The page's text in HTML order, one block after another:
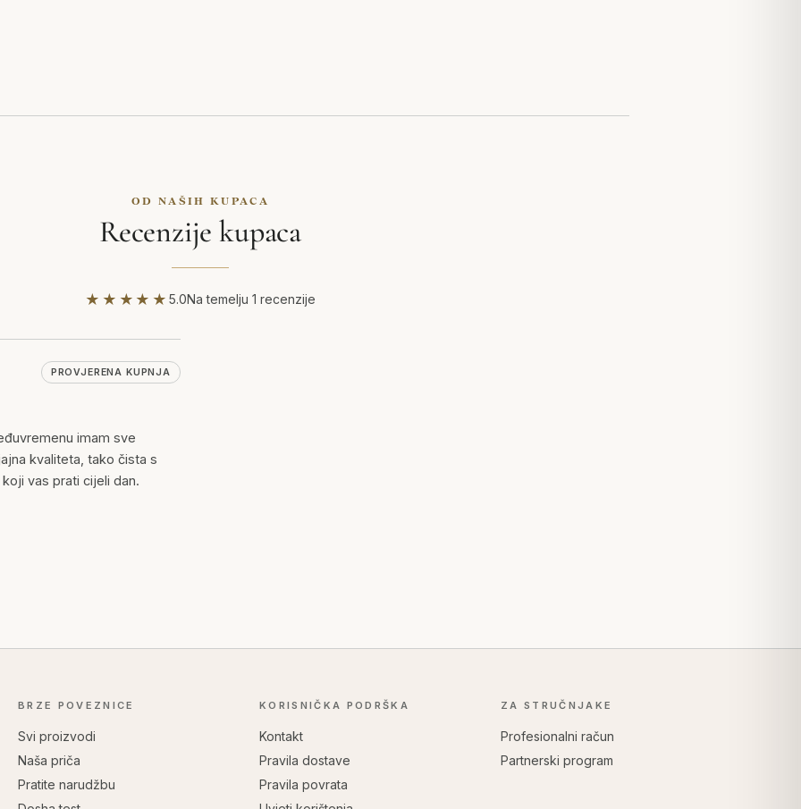
OD NAŠIH KUPACA
Recenzije kupaca
★★★★★5.0Na temelju 1 recenzije
PROVJERENA KUPNJA
imam sve
kvaliteta, tako čista s
vas prati cijeli dan.
BRZE POVEZNICE
Svi proizvodi
Naša priča
Pratite narudžbu
KORISNIČKA PODRŠKA
Kontakt
Pravila dostave
Pravila povrata
ZA STRUČNJAKE
Profesionalni račun
Partnerski program